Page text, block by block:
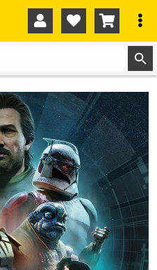
   